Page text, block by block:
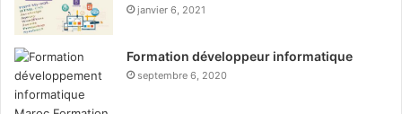
janvier 6, 2021
Formation développeur informatique
septembre 6, 2020